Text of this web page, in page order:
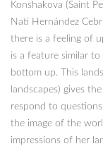
Konshakova (Saint
Nati Hernández
there is a feeling of
is a feature similar
bottom up. This
landscapes) gives
respond to
the image of the
impressions of her